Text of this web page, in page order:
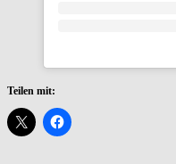
Teilen mit: